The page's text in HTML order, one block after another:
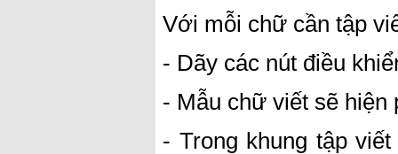
Với mỗi chữ cần tập
- Dãy các nút điều
- Mẫu chữ viết sẽ hiện
- Trong khung tập